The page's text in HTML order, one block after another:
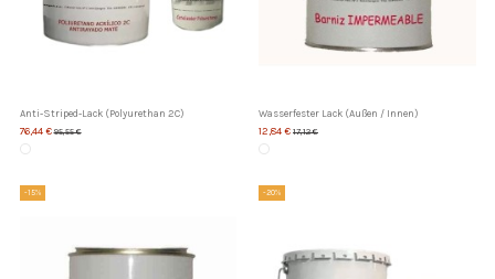
Anti-Striped-Lack (Polyurethan 2C)
76,44 €95,55 €
Wasserfester Lack (Außen / Innen)
12,84 € 17,12 €
-15% -20%